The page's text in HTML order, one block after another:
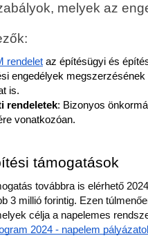
melyek az
rendelet az építésügyi és
engedélyek
is.
rendeletek: Bizonyos
vonatkozóan.
támogatások
továbbra is elérhető
3 millió forintig. Ezen
célja a napelemes
2024 - napelem